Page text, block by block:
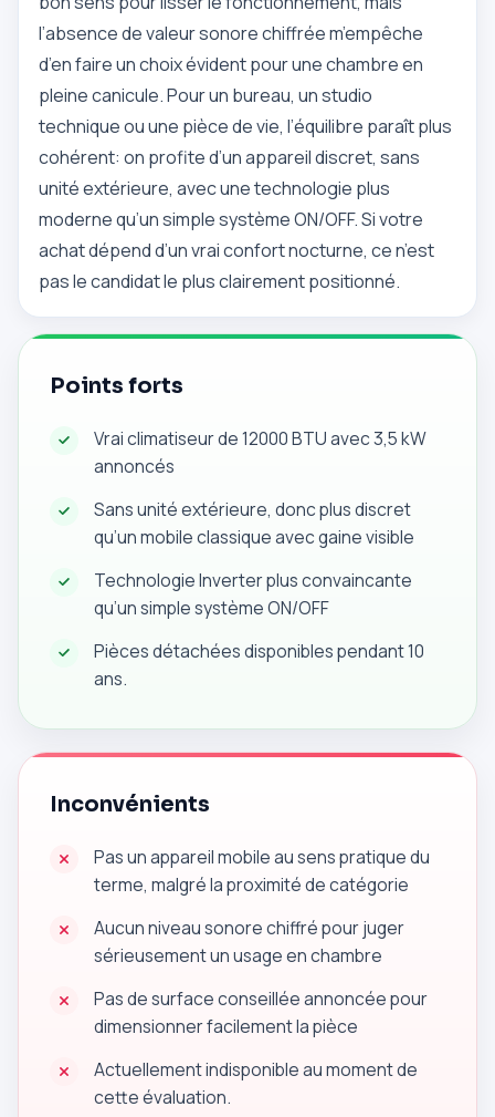
l’absence de valeur sonore chiffrée m’empêche
d’en faire un choix évident pour une chambre en
pleine canicule. Pour un bureau, un studio
technique ou une pièce de vie, l’équilibre paraît plus
cohérent: on profite d’un appareil discret, sans
unité extérieure, avec une technologie plus
moderne qu’un simple système ON/OFF. Si votre
achat dépend d’un vrai confort nocturne, ce n’est
pas le candidat le plus clairement positionné.
Points forts
Vrai climatiseur de 12000 BTU avec 3,5 kW
annoncés
Sans unité extérieure, donc plus discret
qu’un mobile classique avec gaine visible
Technologie Inverter plus convaincante
qu’un simple système ON/OFF
Pièces détachées disponibles pendant 10
ans.
Inconvénients
Pas un appareil mobile au sens pratique du
terme, malgré la proximité de catégorie
Aucun niveau sonore chiffré pour juger
sérieusement un usage en chambre
Pas de surface conseillée annoncée pour
dimensionner facilement la pièce
Actuellement indisponible au moment de
cette évaluation.